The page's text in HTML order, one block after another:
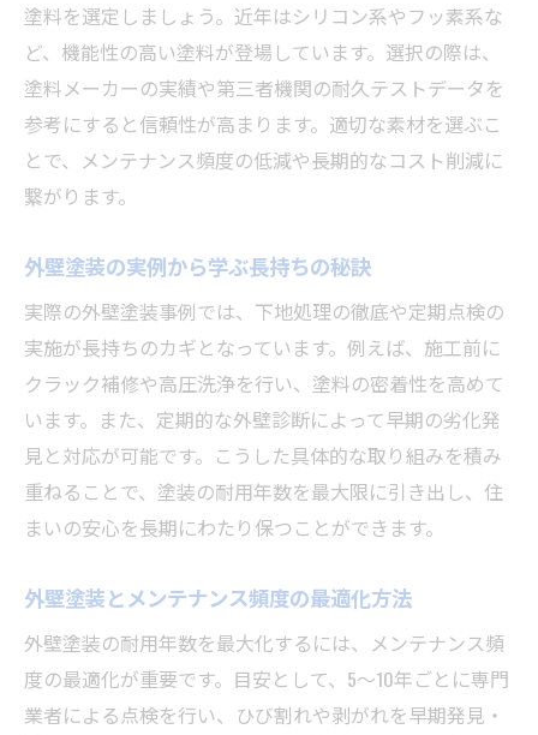
塗料を選定しましょう。近年はシリコン系やフッ素系な
ど、機能性の高い塗料が登場しています。選択の際は、
塗料メーカーの実績や第三者機関の耐久テストデータを
参考にすると信頼性が高まります。適切な素材を選ぶこ
とで、メンテナンス頻度の低減や長期的なコスト削減に
繋がります。
外壁塗装の実例から学ぶ長持ちの秘訣
実際の外壁塗装事例では、下地処理の徹底や定期点検の
実施が長持ちのカギとなっています。例えば、施工前に
クラック補修や高圧洗浄を行い、塗料の密着性を高めて
います。また、定期的な外壁診断によって早期の劣化発
見と対応が可能です。こうした具体的な取り組みを積み
重ねることで、塗装の耐用年数を最大限に引き出し、住
まいの安心を長期にわたり保つことができます。
外壁塗装とメンテナンス頻度の最適化方法
外壁塗装の耐用年数を最大化するには、メンテナンス頻
度の最適化が重要です。目安として、5〜10年ごとに専門
業者による点検を行い、ひび割れや剥がれを早期発見・